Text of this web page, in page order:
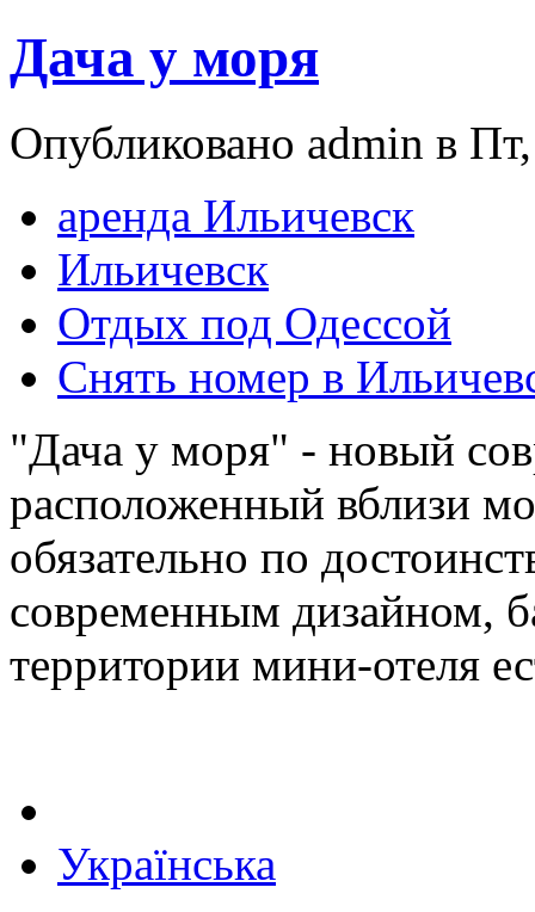
Дача у моря
Опубликовано admin в
аренда Ильичевск
Ильичевск
Отдых под Одессой
Снять номер в
"Дача у моря" - новый
расположенный вблизи
обязательно по
современным дизайном,
территории мини-отеля
Українська